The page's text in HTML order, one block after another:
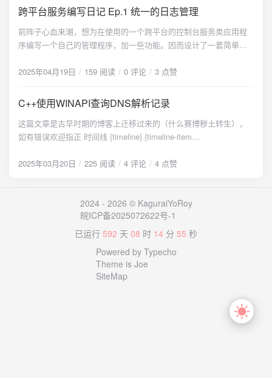
管道，并且支持一对多通讯[3]。顾名思义，识别命名管道的唯一方
式是它的名称，因此两个进程只要都连接到同一个名字的命名管道
即可实现通信。 我们需要实现进程间的双向通讯，因此采用命名管
道。大致思路就是：进程作为伺服模式，也就是接收端启动时创建
从中读取管道内数据；当进程作为发送端启动时尝试连接到同一个
行进程间通讯。不过不同于监听端口，进程间通讯一般会选择监听
通过这种方式。 因此，大致思路如下：作为伺服模式启动的进程创
建一个socket监听，并等待从中接收消息；发送端连接到socket套
射一个唯一的.sock文件，发送方只要打开这个文件即可发送消息。
上一篇文章中一样的通过宏定义区分系统类型的方案，将Windows
和Linux的代码分别写在service-windows.h和service-linux.h两个头
文件中： #ifdef _WIN32 #include "service-windows.h" #elif
defined(__linux__) #include "service-linux.h" #endif 当接收端进程
启动时，创建一个线程处理收信息（使用std::thread作为多线程
库）： thread_bind = std::thread(bind_thread_main); 监听部分
CreateNamedPipe的第三个参数DWORD dwPipeMode中设置了
PIPE_WAIT），ConnectNamedPipe会是阻塞模式，因此不用担心
跨平台服务编写日记 Ep.1 统一的日志管理
前阵子心血来潮，想为在使用的一个跨平台的控制台服务类应用程
序编写一个自己的管理程序，加一些功能。因而设计了一套简单的
为我根据自己已有的知识储备结合DeepSeek的帮助所归纳设计，并
{/alert} 大致思路 大致分为个线程，分别用作： 日志记录 目标应用
实例管理，可能不止一个线程 监听IPC消息 处理IPC收到的消息
（主进程） 本文着重讨论的是日志记录部分。 编写思路 为什么要
给日志记录单开一个线程，个人考虑是因为本身就是多线程的架
则很有可能出现两个线程同时写入文件或者同时输出到控制台，造
定的日志等级决定是否打印到控制台或者输出到文件 外部push日志
写，如使用std::thread而不是pthread 保证线程安全，需要使用互斥
类似于Java下BlockingQueue的阻塞队列 指定一个日志等级，超过
这个等级的日志才会被保存或者打印 通过va_list实现不定参数，使
日志记录有sprintf的的使用体验 开始编写 有了上述思路，整体编写
就很简单了。 BlockingQueue 偷懒了，这部分直接让DeepSeek写
的 为了实现一个多线程安全的阻塞队列，当队列为空时调用front()
会阻塞直到其他线程添加元素，我们可以结合互斥锁（std::mutex）
2025年04月19日 159 阅读 0 评论 3 点赞
C++使用WINAPI查询DNS解析记录
这篇文章是古早时期的博客上迁移过来的（什么赛博秽土转生），
如有错误欢迎指正 时间线 {timeline} {timeline-item
archive.org找到 {/timeline-item} {timeline-item color="#50BFFF"}
提醒 {/timeline-item} {/timeline} 背景 为API配置了多条访问线路，
以应对部分地区无法访问导致服务不可用的情况。开始是想到在网
站里新建一个文件保存节点信息，发现行不通，联不通的地区根本
录来保存相应的节点数据，以备查询 实战 查询资料 一番Bing下
来，发现大部分现有的文章都是使用socket来直接发送查询数据
包，获取到的也都是A和CNAME类型的记录，方案不可行。最后，
把目光锁定到了MSDN上的DnsQuery函数上，同时找到一篇样例：
使用DnsQuery解析主机名 函数分析 从官方文档上得知，函数所需
头文件为windns.h，需要包含引入库文件Ws2_32.lib和Dnsapi.lib，
2025年03月20日 225 阅读 4 评论 4 点赞
2024 - 2026 © KaguraiYoRoy
皖ICP备2025072622号-1
已运行 592 天 08 时 14 分 55 秒
Powered by Typecho
Theme is Joe
SiteMap